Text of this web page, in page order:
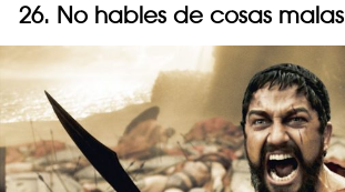
26. No hables de cosas malas